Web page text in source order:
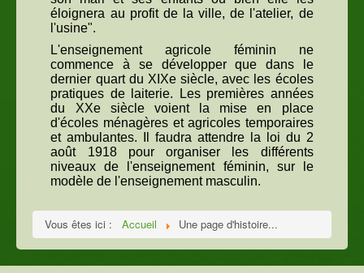
éloignera au profit de la ville, de l'atelier, de
l'usine".
L'enseignement agricole féminin ne
commence à se développer que dans le
dernier quart du XIXe siècle, avec les écoles
pratiques de laiterie. Les premières années
du XXe siècle voient la mise en place
d'écoles ménagères et agricoles temporaires
et ambulantes. Il faudra attendre la loi du 2
août 1918 pour organiser les différents
niveaux de l'enseignement féminin, sur le
modèle de l'enseignement masculin.
Vous êtes ici : Accueil Une page d'histoire...